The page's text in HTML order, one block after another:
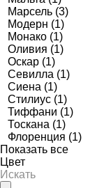
Марсель (3)
Модерн (1)
Монако (1)
Оливия (1)
Оскар (1)
Севилла (1)
Сиена (1)
Стилиус (1)
Тиффани (1)
Тоскана (1)
Флоренция (1)
Показать все
Цвет